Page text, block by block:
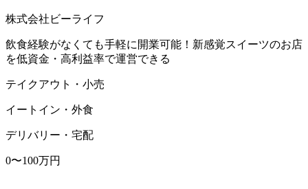
株式会社ビーライフ
飲食経験がなくても手軽に開業可能！新感覚スイーツのお店
を低資金・高利益率で運営できる
テイクアウト・小売
イートイン・外食
デリバリー・宅配
0〜100万円